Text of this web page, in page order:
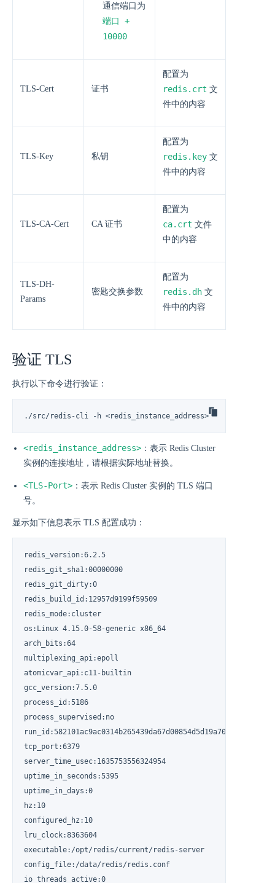
通信端口为
端口 +
10000
TLS-Cert 证书
配置为
redis.crt 文
件中的内容
TLS-Key 私钥
配置为
redis.key 文
件中的内容
TLS-CA-Cert CA 证书
配置为
ca.crt 文件
中的内容
TLS-DH-
Params
密匙交换参数
配置为
redis.dh 文
件中的内容
验证 TLS
执行以下命令进行验证：
./src/redis-cli -h <redis_instance_address> -p
<redis_instance_address> ：表示 Redis Cluster
实例的连接地址，请根据实际地址替换。
<TLS-Port> ：表示 Redis Cluster 实例的 TLS 端口
号。
显示如下信息表示 TLS 配置成功：
redis_version:6.2.5
redis_git_sha1:00000000
redis_git_dirty:0
redis_build_id:12957d9199f59509
redis_mode:cluster
os:Linux 4.15.0-58-generic x86_64
arch_bits:64
multiplexing_api:epoll
atomicvar_api:c11-builtin
gcc_version:7.5.0
process_id:5186
process_supervised:no
run_id:582101ac9ac0314b265439da67d00854d5d19a70
tcp_port:6379
server_time_usec:1635753556324954
uptime_in_seconds:5395
uptime_in_days:0
hz:10
configured_hz:10
lru_clock:8363604
executable:/opt/redis/current/redis-server
config_file:/data/redis/redis.conf
io_threads_active:0